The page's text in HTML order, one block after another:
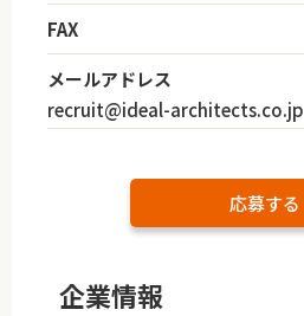
FAX
メールアドレス
recruit@ideal-architects.co.jp
応募する
企業情報